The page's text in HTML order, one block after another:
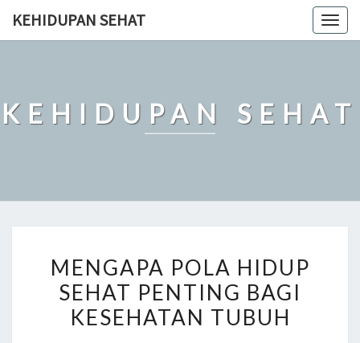
KEHIDUPAN SEHAT
KEHIDUPAN SEHAT
POLA
HIDUP
SEHAT
MENGAPA POLA HIDUP
SEHAT PENTING BAGI
KESEHATAN TUBUH